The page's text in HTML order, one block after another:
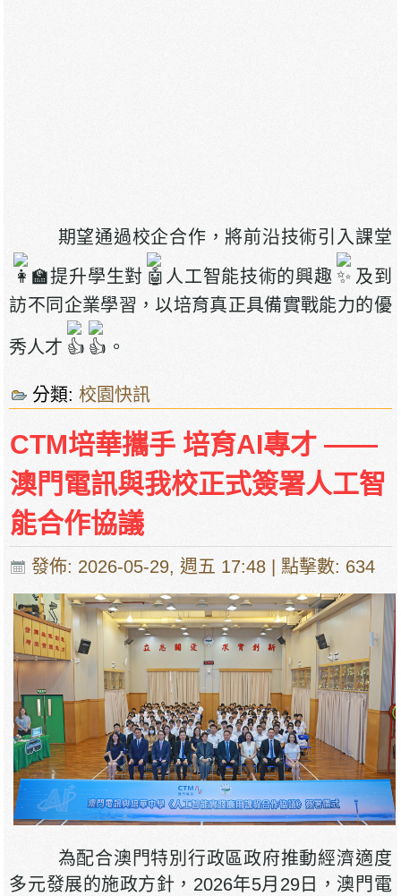
期望通過校企合作，將前沿技術引入課堂
，提升學生對 人工智能技術的興趣
及到
訪不同企業學習，以培育真正具備實戰能力的優
秀人才 。
分類:校園快訊
CTM培華攜手 培育AI專才 ——
澳門電訊與我校正式簽署人工智
能合作協議
發佈: 2026-05-29, 週五 17:48 | 點擊數: 634
為配合澳門特別行政區政府推動經濟適度
多元發展的施政方針，2026年5月29日，澳門電